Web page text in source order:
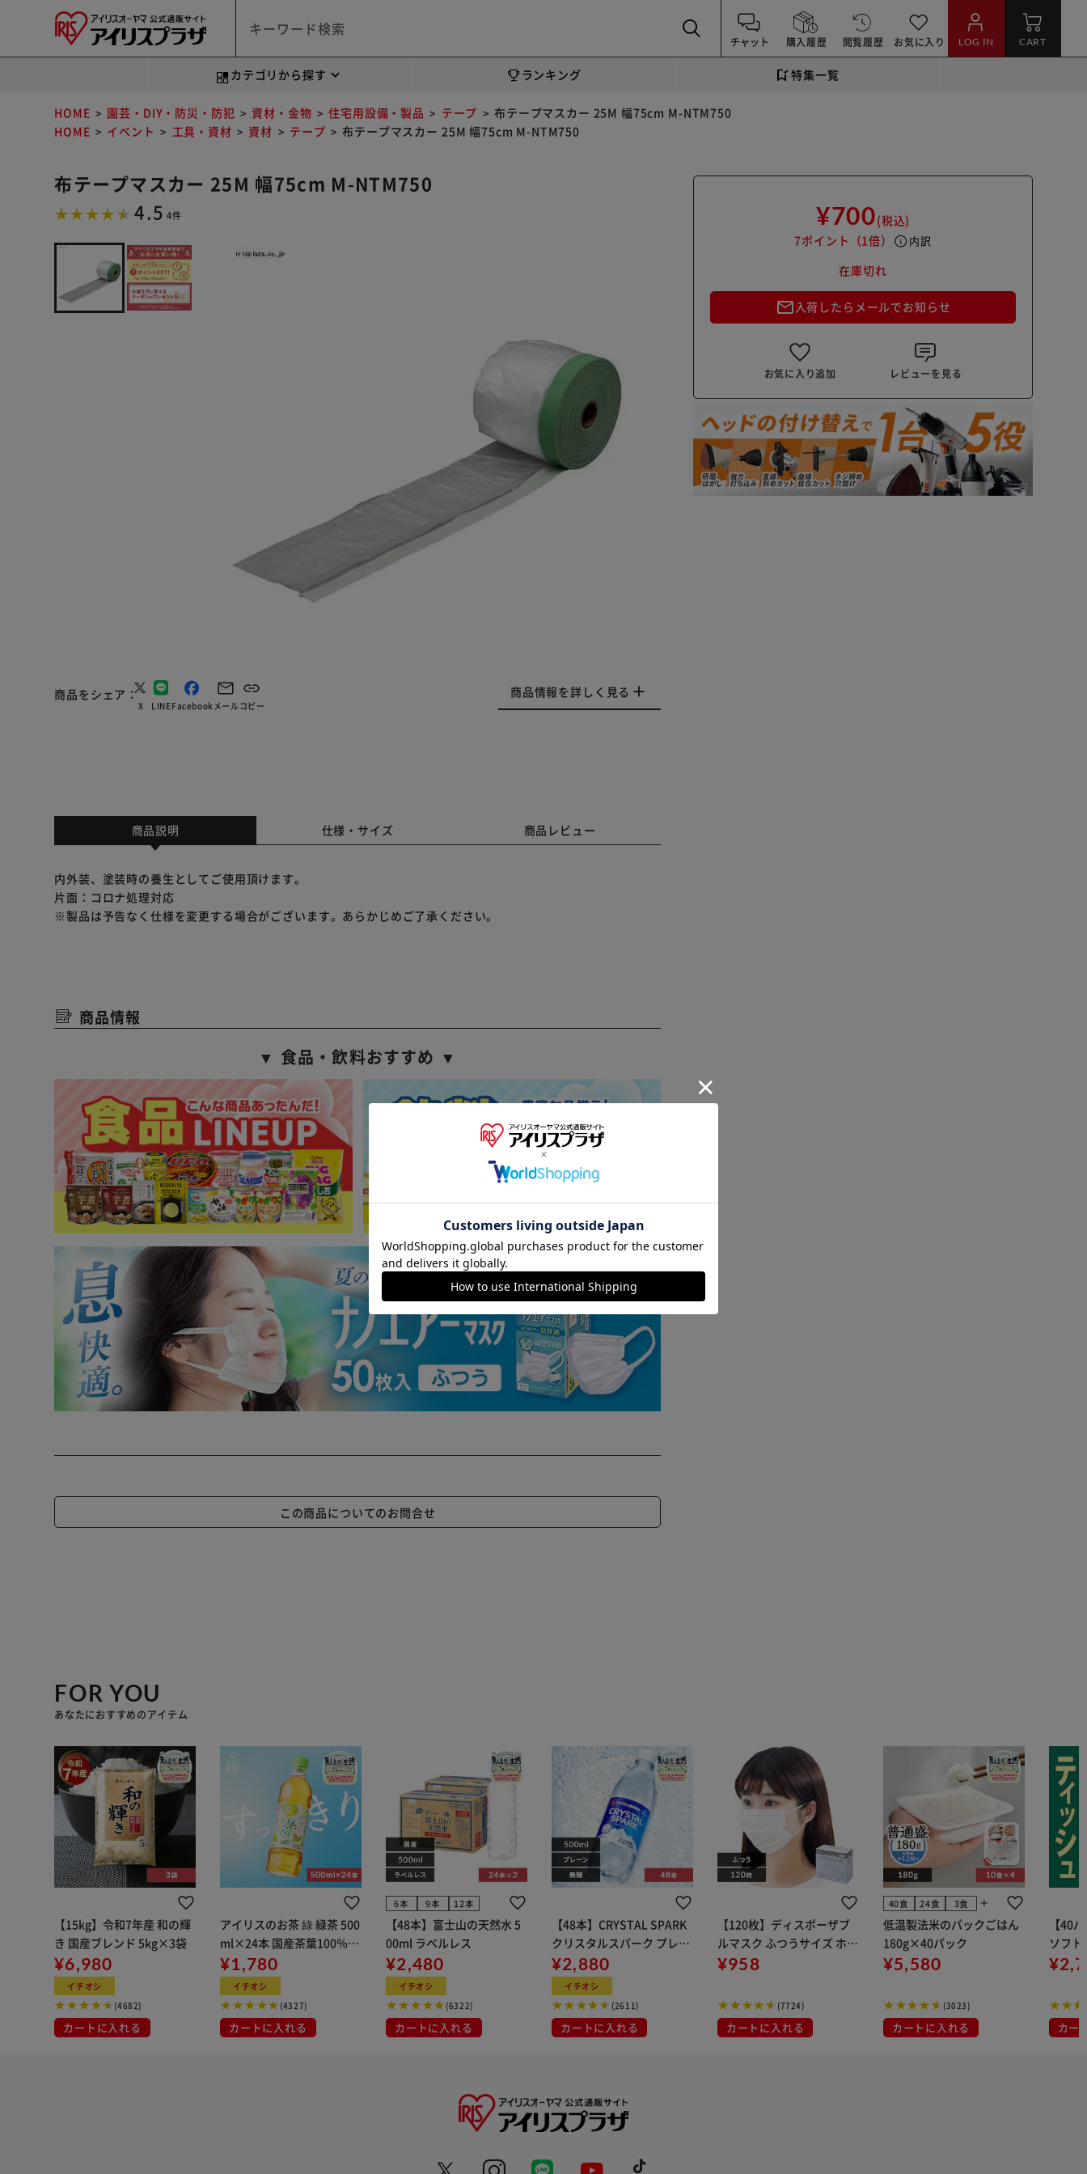
チャット 購入履歴 閲覧履歴 お気に入り LOG IN CART
カテゴリから探す ランキング 特集一覧
HOME 園芸・DIY・防災・防犯 資材・金物 住宅用設備・製品 テープ
布テープマスカー 25M 幅75cm M-NTM750
HOME
イベント 工具・資材 資材 テープ 布テープマスカー 25M 幅75cm M-NTM750
布テープマスカー 25M 幅75cm M-NTM750
4.5 4件
商品をシェア
X LINEFacebook メールコピー
商品情報を詳しく見る
¥700(税込)
7ポイント （1倍） info 内訳
在庫切れ
mail_outline 入荷したらメールでお知らせ
お気に入り追加 レビューを見る
商品説明 仕様・サイズ 商品レビュー
内外装、塗装時の養生としてご使用頂けます。
片面：コロナ処理対応
※製品は予告なく仕様を変更する場合がございます。あらかじめご了承ください。
商品情報
▼ 食品・飲料おすすめ ▼
この商品についてのお問合せ
FOR YOU
あなたにおすすめのアイテム
【15kg】令和7年産 和の輝
き 国産ブレンド 5kg×3袋
¥6,980
イチオシ
(4682)
カートに入れる
アイリスのお茶 綠 緑茶 500
ml×24本 国産茶葉100％使
用
¥1,780
イチオシ
(4327)
カートに入れる
6本 9本 12本
【48本】富士山の天然水 5
00ml ラベルレス
¥2,480
イチオシ
(6322)
カートに入れる
【48本】CRYSTAL SPARK
クリスタルスパーク プレー
ン 500ml
¥2,880
イチオシ
(2611)
カートに入れる
【120枚】ディスポーザブ
ルマスク ふつうサイズ ホワ
イト 大容量 DISPOSABLE
布
¥958
(7724)
カートに入れる
40食 24食 3食 add
低温製法米のパックごはん
180g×40パック
¥5,580
(3023)
カートに入れる
【40
ソフ
組) 5
カー
※ご確認ください